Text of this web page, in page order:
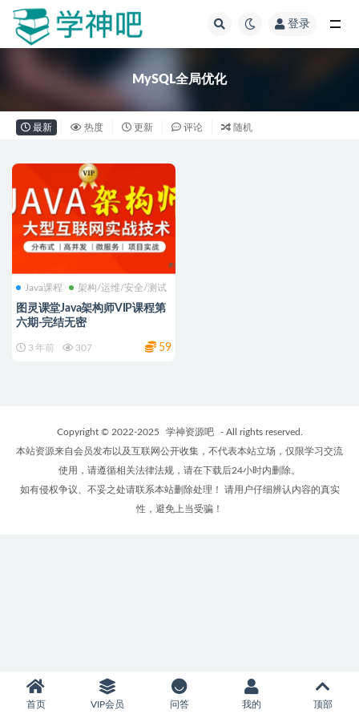
登录
MySQL全局优化
最新 热度 更新 评论 随机
Java课程 架构/运维/安全/测试
图灵课堂Java架构师VIP课程第
六期-完结无密
3 年前 307 59
Copyright © 2022-2025 学神资源吧
- All rights reserved.
本站资源来自会员发布以及互联网公开收集，不代表本站立场，仅限学习交流
使用，请遵循相关法律法规，请在下载后24小时内删除。
如有侵权争议、不妥之处请联系本站删除处理！ 请用户仔细辨认内容的真实
性，避免上当受骗！
首页 VIP会员 问答 我的 顶部